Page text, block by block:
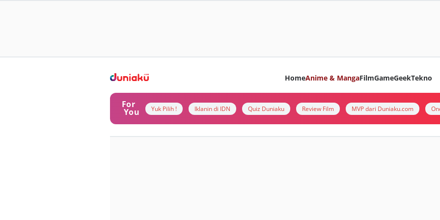
HomeAnime & MangaFilmGameGeekTekno
For
You Yuk Pilih ! Iklanin di IDN Quiz Duniaku Review Film MVP dari Duniaku.com